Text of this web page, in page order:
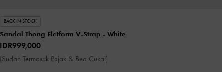
BACK IN STOCK
Sandal Thong Flatform V-Strap - White
IDR999,000
(Sudah Termasuk Pajak & Bea Cukai)